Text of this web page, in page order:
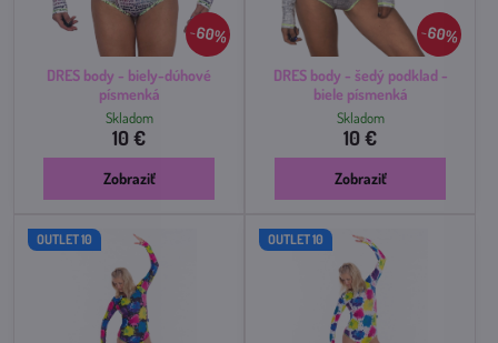
60%
DRES body - biely-dúhové
písmenká
Skladom
10 €
Zobraziť
60%
DRES body - šedý podklad -
biele písmenká
Skladom
10 €
Zobraziť
OUTLET 10 OUTLET 10